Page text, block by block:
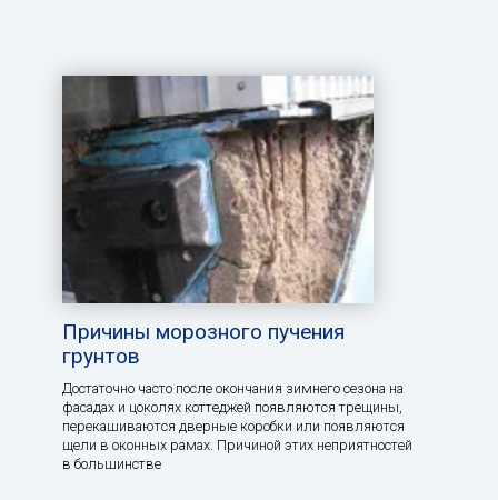
Причины морозного пучения
грунтов
Достаточно часто после окончания зимнего сезона на
фасадах и цоколях коттеджей появляются трещины,
перекашиваются дверные коробки или появляются
щели в оконных рамах. Причиной этих неприятностей
в большинстве